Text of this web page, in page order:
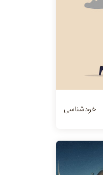
خودشناسی